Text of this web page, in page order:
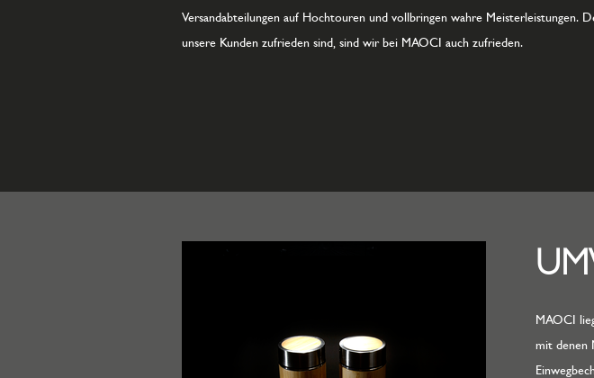
Versandabteilungen auf Hochtouren und vollbringen wahre Meisterleistungen.
unsere Kunden zufrieden sind, sind wir bei MAOCI auch zufrieden.
MAOCI
mit denen